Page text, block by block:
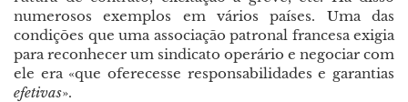
numerosos exemplos em vários países. Uma das
condições que uma associação patronal francesa exigia
para reconhecer um sindicato operário e negociar com
ele era «que oferecesse responsabilidades e garantias
efetivas».